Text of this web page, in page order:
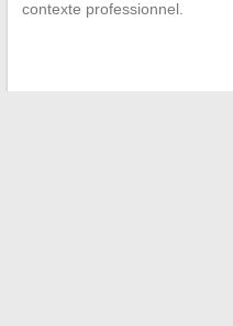
contexte professionnel.